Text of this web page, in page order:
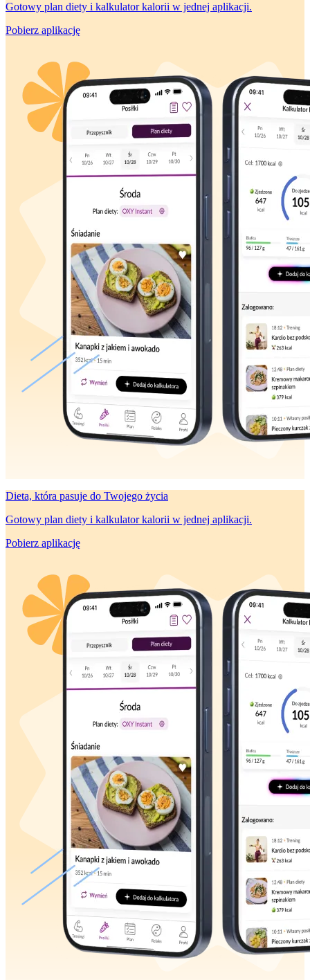
Gotowy plan diety i kalkulator kalorii w jednej aplikacji.
Pobierz aplikację
Dieta, która pasuje do Twojego życia
Gotowy plan diety i kalkulator kalorii w jednej aplikacji.
Pobierz aplikację